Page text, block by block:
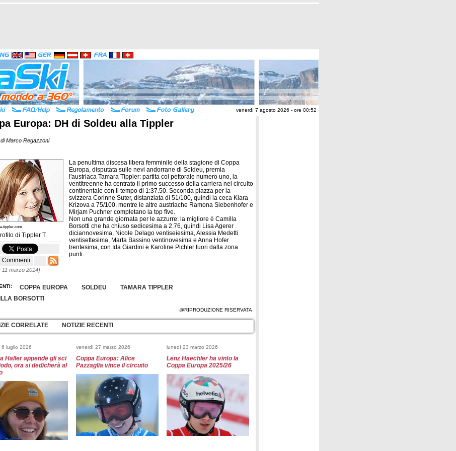
venerdì 7 agosto 2026 - ore 00:52
Europa: DH di Soldeu alla Tippler
di Marco Regazzoni
tippler.com
di Tippler T.
Commenti
La penultima discesa libera femminile della stagione di Coppa
Europa, disputata sulle nevi andorrane di Soldeu, premia
l'austriaca Tamara Tippler: partita col pettorale numero uno, la
ventitreenne ha centrato il primo successo della carriera nel circuito
continentale con il tempo di 1:37.50. Seconda piazza per la
svizzera Corinne Suter, distanziata di 51/100, quindi la ceca Klara
Krizova a 75/100, mentre le altre austriache Ramona Siebenhofer e
Mirjam Puchner completano la top five.
Non una grande giornata per le azzurre: la migliore è Camilla
Borsotti che ha chiuso sedicesima a 2.76, quindi Lisa Agerer
diciannovesima, Nicole Delago ventiseiesima, Alessia Medetti
ventisettesima, Marta Bassino ventinovesima e Anna Hofer
trentesima, con Ida Giardini e Karoline Pichler fuori dalla zona
punti.
11 marzo 2014)
COPPA EUROPA SOLDEU
TAMARA TIPPLER
BORSOTTI
@RIPRODUZIONE RISERVATA
CORRELATE NOTIZIE RECENTI
6 luglio 2026
Haller appende gli sci
ora si dedicherà al
venerdì 27 marzo 2026
Coppa Europa: Alice
Pazzaglia vince il circuito
lunedì 23 marzo 2026
Lenz Haechler ha vinto la
Coppa Europa 2025/26